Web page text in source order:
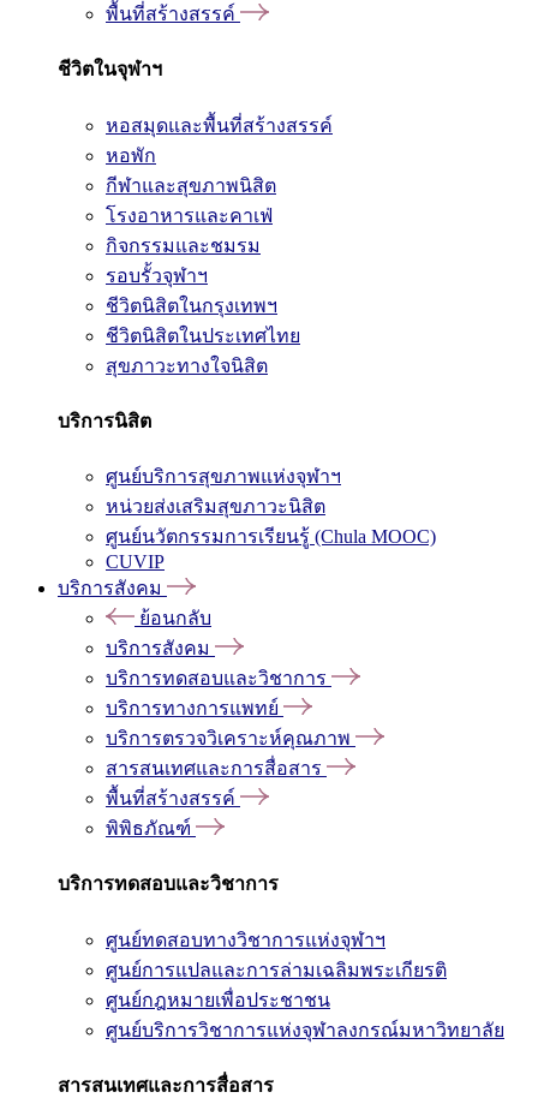
พื้นที่สร้างสรรค์
ชีวิตในจุฬาฯ
หอสมุดและพื้นที่สร้างสรรค์
หอพัก
กีฬาและสุขภาพนิสิต
โรงอาหารและคาเฟ่
กิจกรรมและชมรม
รอบรั้วจุฬาฯ
ชีวิตนิสิตในกรุงเทพฯ
ชีวิตนิสิตในประเทศไทย
สุขภาวะทางใจนิสิต
บริการนิสิต
ศูนย์บริการสุขภาพแห่งจุฬาฯ
หน่วยส่งเสริมสุขภาวะนิสิต
ศูนย์นวัตกรรมการเรียนรู้ (Chula MOOC)
CUVIP
บริการสังคม
ย้อนกลับ
บริการสังคม
บริการทดสอบและวิชาการ
บริการทางการแพทย์
บริการตรวจวิเคราะห์คุณภาพ
สารสนเทศและการสื่อสาร
พื้นที่สร้างสรรค์
พิพิธภัณฑ์
บริการทดสอบและวิชาการ
ศูนย์ทดสอบทางวิชาการแห่งจุฬาฯ
ศูนย์การแปลและการล่ามเฉลิมพระเกียรติ
ศูนย์กฎหมายเพื่อประชาชน
ศูนย์บริการวิชาการแห่งจุฬาลงกรณ์มหาวิทยาลัย
สารสนเทศและการสื่อสาร